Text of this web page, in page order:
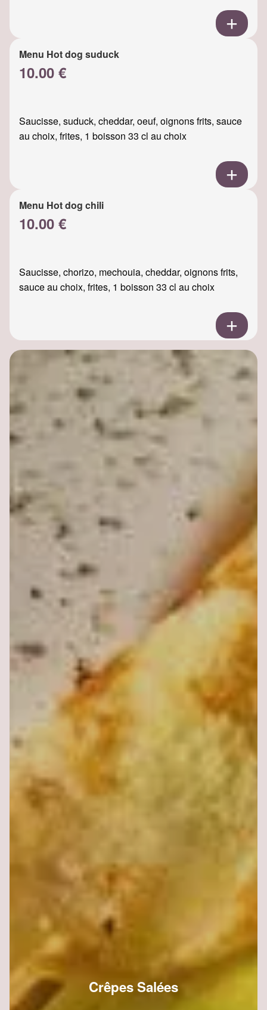
Menu Hot dog suduck
10.00 €
Saucisse, suduck, cheddar, oeuf, oignons frits, sauce
au choix, frites, 1 boisson 33 cl au choix
Menu Hot dog chili
10.00 €
Saucisse, chorizo, mechouia, cheddar, oignons frits,
sauce au choix, frites, 1 boisson 33 cl au choix
Crêpes Salées